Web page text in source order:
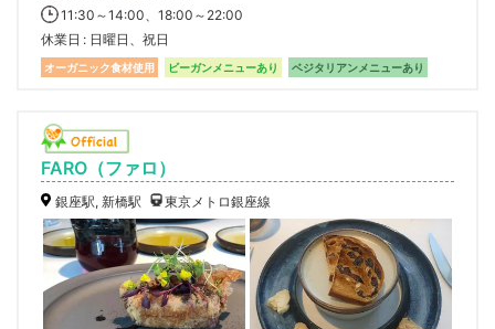
11:30～14:00、18:00～22:00
休業日
日曜日、祝日
オーガニック食材使用 ビーガンメニューあり ベジタリアンメニューあり
FARO（ファロ）
銀座駅, 新橋駅 東京メトロ銀座線